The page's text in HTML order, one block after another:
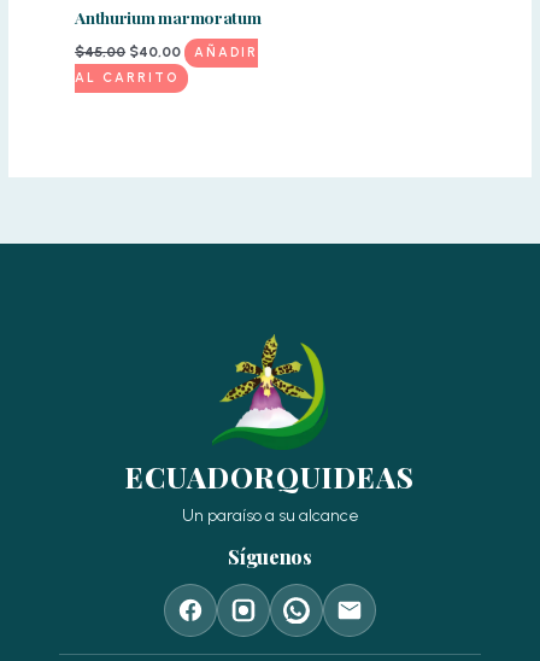
Anthurium marmoratum
$45,00 El
precio
original
$40,00El
precio
actual
AÑADIR
AL CARRITO
ECUADORQUIDEAS
Un paraíso a su alcance
Síguenos